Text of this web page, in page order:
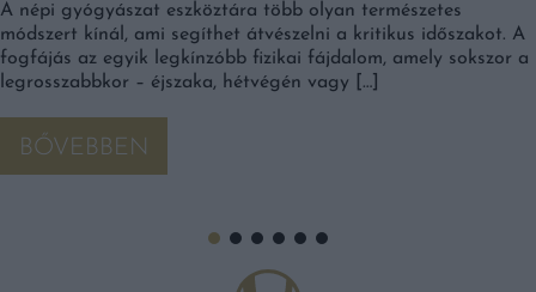
A népi gyógyászat eszköztára több olyan természetes
módszert kínál, ami segíthet átvészelni a kritikus időszakot. A
fogfájás az egyik legkínzóbb fizikai fájdalom, amely sokszor a
legrosszabbkor – éjszaka, hétvégén vagy […]
BŐVEBBEN